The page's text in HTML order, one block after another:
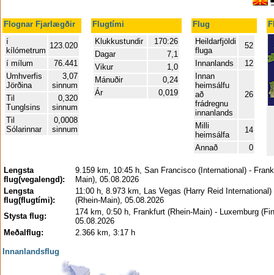
Flognar Fjarlægðir Flugtími Flug
í
kílómetrum
123.020
í mílum
76.441
Umhverfis
Jörðina
3,07
sinnum
Til
Tunglsins
0,320
sinnum
Til
Sólarinnar
0,0008
sinnum
Klukkustundir
170:26
Dagar
7,1
Vikur
1,0
Mánuðir
0,24
Ár
0,019
Heildarfjöldi
fluga
52
Innanlands
12
Innan
heimsálfu
að
frádregnu
innanlands
26
Milli
heimsálfa
14
Annað
0
Lengsta
flug(vegalengd):
9.159 km, 10:45 h, San Francisco (International) -
Main), 05.08.2026
Lengsta
flug(flugtími):
11:00 h, 8.973 km, Las Vegas (Harry Reid
(Rhein-Main), 05.08.2026
Stysta flug:
174 km, 0:50 h, Frankfurt (Rhein-Main) - Luxemburg
05.08.2026
Meðalflug:
2.366 km, 3:17 h
Innanlandsflug